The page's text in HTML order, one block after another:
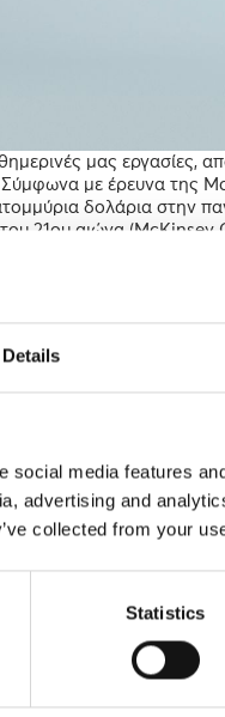
Details
media features
advertising and
collected from your
Statistics
μας εργασίες,
Σύμφωνα με έρευνα της
δολάρια στην
21ου αιώνα (McKinsey
δεν είναι απλώς
και να
τα παιδιά μας για
και η ανάλυση
και η συναισθηματική
μας για αυτό το
και να βελτιστοποιεί
Σύμφωνα με το World
νοημοσύνη
στην 4η
σημασίας για τα άτομα,
σε αναδυόμενες
προσαρμογή και
σύνθεση